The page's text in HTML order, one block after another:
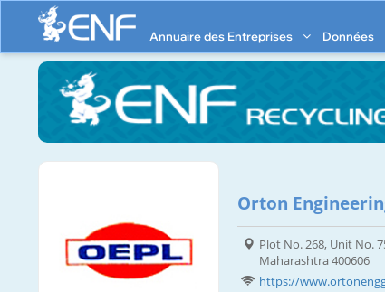
Annuaire des Entreprises Données
Orton
Plot No. 268, Unit No.
Maharashtra 400606
https://